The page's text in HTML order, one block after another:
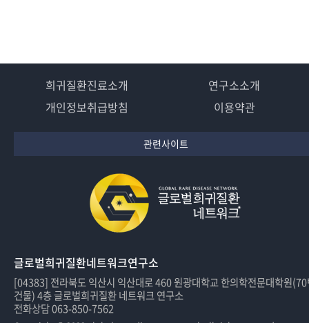
희귀질환진료소개
연구소소개
개인정보취급방침
이용약관
관련사이트
글로벌희귀질환네트워크연구소
[04383] 전라북도 익산시 익산대로 460 원광대학교 한의학전문대학원
건물) 4층 글로벌희귀질환 네트워크 연구소
전화상담 063-850-7562